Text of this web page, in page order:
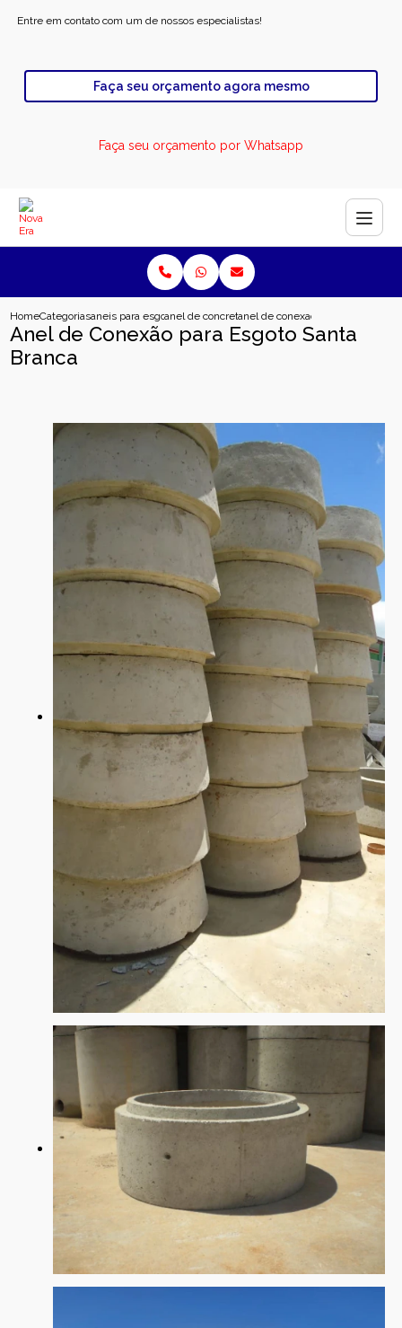
Entre em contato com um de nossos especialistas!
Faça seu orçamento agora mesmo
Faça seu orçamento por Whatsapp
HomeCategoriasaneis para esgotoanel de concreto pre moldado para esgoto
anel de conexao para esgoto
Anel de Conexão para Esgoto Santa
Branca